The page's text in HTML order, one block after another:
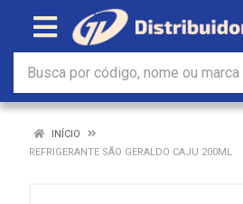
INÍCIO
REFRIGERANTE SÃO GERALDO CAJU 200ML